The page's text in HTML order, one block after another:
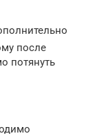
после
потянуть